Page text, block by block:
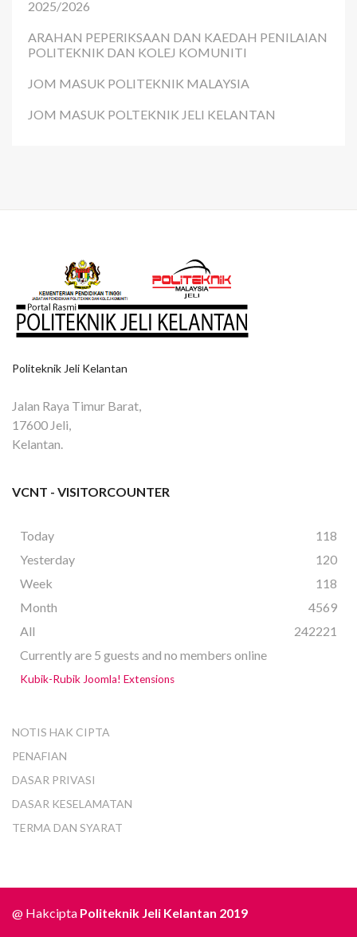
2025/2026
ARAHAN PEPERIKSAAN DAN KAEDAH PENILAIAN
POLITEKNIK DAN KOLEJ KOMUNITI
JOM MASUK POLITEKNIK MALAYSIA
JOM MASUK POLTEKNIK JELI KELANTAN
Politeknik Jeli Kelantan
Jalan Raya Timur Barat,
17600 Jeli,
Kelantan.
VCNT - VISITORCOUNTER
Today
118
Yesterday
120
Week
118
Month
4569
All
242221
Currently are 5 guests and no members online
Kubik-Rubik Joomla! Extensions
NOTIS HAK CIPTA
PENAFIAN
DASAR PRIVASI
DASAR KESELAMATAN
TERMA DAN SYARAT
@ Hakcipta Politeknik Jeli Kelantan 2019